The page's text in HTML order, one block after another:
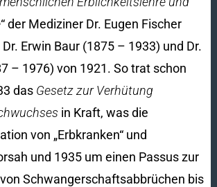
“ der Mediziner Dr. Eugen Fischer
Erwin Baur (1875 – 1933) und Dr.
– 1976) von 1921. So trat schon
das Gesetz zur Verhütung
in Kraft, was die
von „Erbkranken“ und
und 1935 um einen Passus zur
Schwangerschaftsabbrüchen bis